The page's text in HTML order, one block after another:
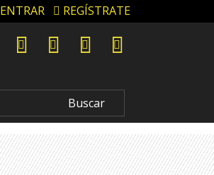
ENTRAR REGÍSTRATE